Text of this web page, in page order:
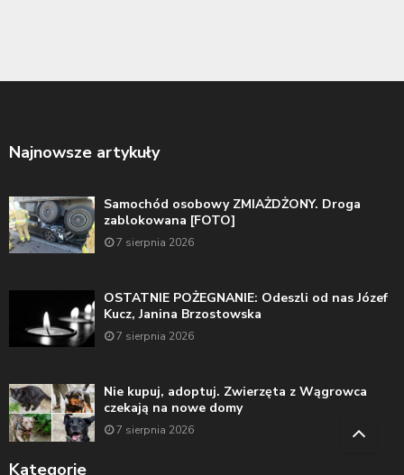
Najnowsze artykuły
Samochód osobowy ZMIAŻDŻONY. Droga
zablokowana [FOTO]
7 sierpnia 2026
OSTATNIE POŻEGNANIE: Odeszli od nas Józef
Kucz, Janina Brzostowska
7 sierpnia 2026
Nie kupuj, adoptuj. Zwierzęta z Wągrowca
czekają na nowe domy
7 sierpnia 2026
Kategorie